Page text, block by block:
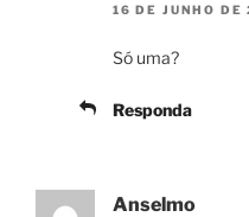
16 DE JUNHO
Só uma?
Responda
Anselmo